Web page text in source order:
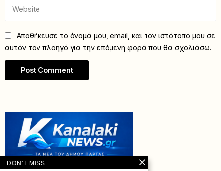
Αποθήκευσε το όνομά μου, email, και τον ιστότοπο μου σε
αυτόν τον πλοηγό για την επόμενη φορά που θα σχολιάσω.
DON'T MISS